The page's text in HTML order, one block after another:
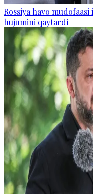
Rossiya havo
hujumini qaytardi